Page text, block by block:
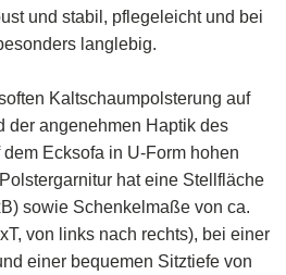
und stabil, pflegeleicht und bei
langlebig.
Kaltschaumpolsterung auf
der angenehmen Haptik des
Ecksofa in U-Form hohen
hat eine Stellfläche
sowie Schenkelmaße von ca.
von links nach rechts), bei einer
einer bequemen Sitztiefe von